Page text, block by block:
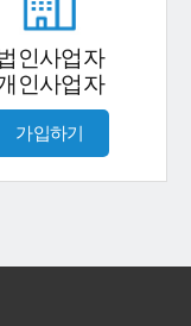
인사업자
인사업자
가입하기